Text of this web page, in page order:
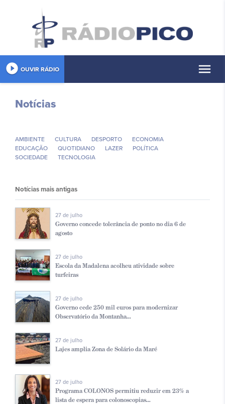
play_circle_filled OUVIR RÁDIO menu
Notícias
AMBIENTE CULTURA DESPORTO
ECONOMIA
EDUCAÇÃO
QUOTIDIANO LAZER
POLÍ­TICA
SOCIEDADE
TECNOLOGIA
Notícias mais antigas
27 de julho
Governo concede tolerância de ponto no dia 6 de
agosto
27 de julho
Escola da Madalena acolheu atividade sobre
turfeiras
27 de julho
Governo cede 250 mil euros para modernizar
Observatório da Montanha...
27 de julho
Lajes amplia Zona de Solário da Maré
27 de julho
Programa COLONOS permitiu reduzir em 23% a
lista de espera para colonoscopias...